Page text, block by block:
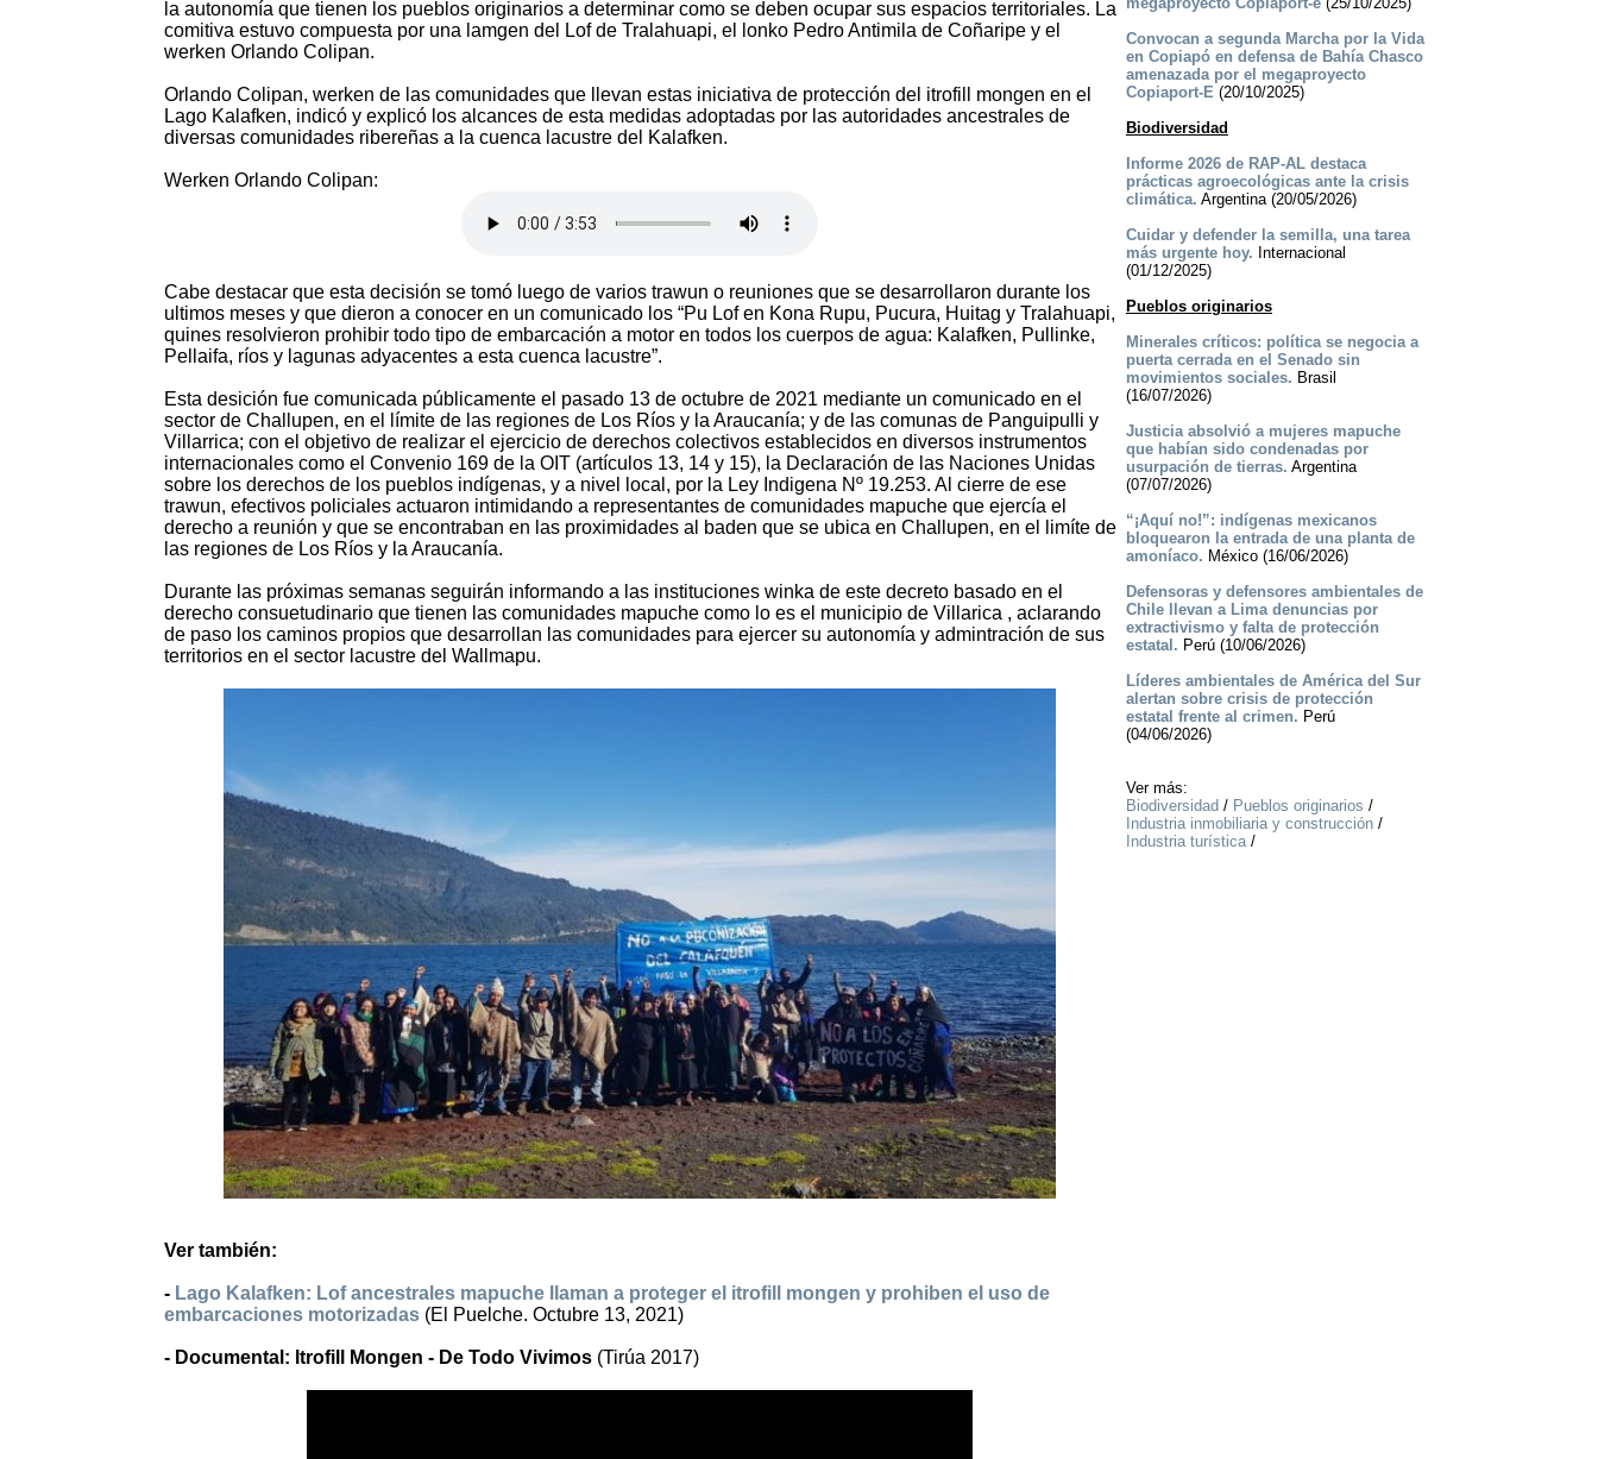
la autonomía que tienen los pueblos originarios a determinar como se deben ocupar sus espacios territoriales. La
comitiva estuvo compuesta por una lamgen del Lof de Tralahuapi, el lonko Pedro Antimila de Coñaripe y el
werken Orlando Colipan.
Orlando Colipan, werken de las comunidades que llevan estas iniciativa de protección del itrofill mongen en el
Lago Kalafken, indicó y explicó los alcances de esta medidas adoptadas por las autoridades ancestrales de
diversas comunidades ribereñas a la cuenca lacustre del Kalafken.
Werken Orlando Colipan:
Cabe destacar que esta decisión se tomó luego de varios trawun o reuniones que se desarrollaron durante los
ultimos meses y que dieron a conocer en un comunicado los “Pu Lof en Kona Rupu, Pucura, Huitag y Tralahuapi,
quines resolvieron prohibir todo tipo de embarcación a motor en todos los cuerpos de agua: Kalafken, Pullinke,
Pellaifa, ríos y lagunas adyacentes a esta cuenca lacustre”.
Esta desición fue comunicada públicamente el pasado 13 de octubre de 2021 mediante un comunicado en el
sector de Challupen, en el límite de las regiones de Los Ríos y la Araucanía; y de las comunas de Panguipulli y
Villarrica; con el objetivo de realizar el ejercicio de derechos colectivos establecidos en diversos instrumentos
internacionales como el Convenio 169 de la OIT (artículos 13, 14 y 15), la Declaración de las Naciones Unidas
sobre los derechos de los pueblos indígenas, y a nivel local, por la Ley Indigena Nº 19.253. Al cierre de ese
trawun, efectivos policiales actuaron intimidando a representantes de comunidades mapuche que ejercía el
derecho a reunión y que se encontraban en las proximidades al baden que se ubica en Challupen, en el limíte de
las regiones de Los Ríos y la Araucanía.
Durante las próximas semanas seguirán informando a las instituciones winka de este decreto basado en el
derecho consuetudinario que tienen las comunidades mapuche como lo es el municipio de Villarica , aclarando
de paso los caminos propios que desarrollan las comunidades para ejercer su autonomía y admintración de sus
territorios en el sector lacustre del Wallmapu.
Ver también:
- Lago Kalafken: Lof ancestrales mapuche llaman a proteger el itrofill mongen y prohiben el uso de
embarcaciones motorizadas (El Puelche. Octubre 13, 2021)
- Documental: Itrofill Mongen - De Todo Vivimos (Tirúa 2017)
Convocan a segunda Marcha por la Vida
en Copiapó en defensa de Bahía Chasco
amenazada por el megaproyecto
Copiaport-E (20/10/2025)
Biodiversidad
Informe 2026 de RAP-AL destaca
prácticas agroecológicas ante la crisis
climática. Argentina (20/05/2026)
Cuidar y defender la semilla, una tarea
más urgente hoy. Internacional
(01/12/2025)
Pueblos originarios
Minerales críticos: política se negocia a
puerta cerrada en el Senado sin
movimientos sociales. Brasil
(16/07/2026)
Justicia absolvió a mujeres mapuche
que habían sido condenadas por
usurpación de tierras. Argentina
(07/07/2026)
“¡Aquí no!”: indígenas mexicanos
bloquearon la entrada de una planta de
amoníaco. México (16/06/2026)
Defensoras y defensores ambientales de
Chile llevan a Lima denuncias por
extractivismo y falta de protección
estatal. Perú (10/06/2026)
Líderes ambientales de América del Sur
alertan sobre crisis de protección
estatal frente al crimen. Perú
(04/06/2026)
Ver más:
Biodiversidad / Pueblos originarios /
Industria inmobiliaria y construcción/
Industria turística/